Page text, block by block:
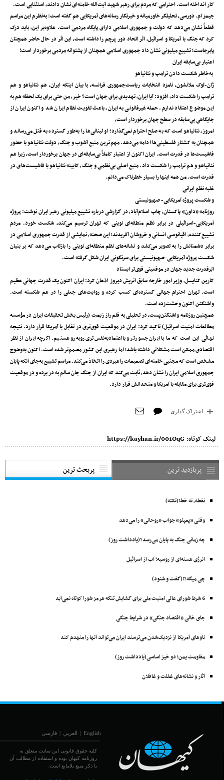
کار انداخته است. احترامی که مردم برای رهبر شهید آیت‌الله خامنه‌ای نشان دادند، استثنایی است.
جیمز ام. دورسی، تحلیلگر خاورمیانه و خبرنگار رسانه‌های آمریکایی هم گفته است: به‌نظرم این مراسم
قطعاً نشان می‌دهد که دولت و جمهوری اسلامی دارای پایگاه مردمی است. علاوه‌بر این، باید درک
کرد که جنگ با آمریکا و اسرائیل، اثر اتحاد دور پرچم را داشته است، این اثر در حال حاضر همچنان
پابرجاست؛ تشییع میلیونی نشان داد جمهوری اسلامی همچنان از پشتوانه مردمی برخوردار است!
اعتبار بی‌سابقه ایران
به‌خاطر شکست‌ دادن ترامپ و نتانیاهو
ژان-لوک ملانشون، نامزد انتخابات ریاست‌جمهوری فرانسه، با بیان اینکه ایران، هم نتانیاهو و هم
ترامپ را شکست داد، افزود: آیا ایران، تهدیدی برای جهان است؟ خیر، من حتی برای یک لحظه هم به
این موضوع اعتقاد ندارم. حمله غیرقانونی به ایران، باعث تقویت نظام ایران شد و اکنون ایران از
جایگاهی بی‌سابقه در سطح جهان برخوردار است،
امروز، نتانیاهو است که به صلح احترام نمی‌گذارد؛ او لبنانی‌ها را به‌طور گسترده به قتل می‌رساند و
همچنان به کشتار فلسطینی‌ها ادامه می‌دهد. مهم‌ترین منبع آشوب و جنگ، دولت نتانیاهو با حضور
فاشیست‌ها در قدرت است. ایران اکنون از اعتبار کاملاً بی‌سابقه‌ای در جهان برخوردار است، زیرا هم
نتانیاهو و هم ترامپ را شکست داد. منبع اصلی بی‌نظمی ‌و جنگ، کابینه نتانیاهو با فاشیست‌های در
قدرت است. من همه اینها را بسیار خطرناک می‌دانم.
غلبه نظم ایرانی
و شکست پروژه آمریکایی- صهیونیستی
روزنامه «داون» پاکستان، چاپ اسلام‌آباد، در گزارشی درباره تشییع میلیونی رهبر ایران نوشت: پروژه
آمریکایی-اسرائیلی در برابر نظم منطقه‌ای نوینی که تهران ترسیم می‌کند، شکست خورد. مردم
تشییع‌کننده، اقیانوسی انسانی و خروشان آفریدند؛ این صحنه، نمایشی از قدرت جمهوری اسلامی در
برابر دشمنانش را به تصویر می‌کشد و نشانه‌های نظم منطقه‌ای نوینی را بازتاب می‌دهد که بر بنیان
شکست پروژه آمریکایی-صهیونیستی برای سرنگونی ایران شکل گرفته است.
ابَرقدرت جدید جهان در موقعیتی قوی‌تر ایستاد
کارین کنایسل، وزیر امور خارجه سابق اتریش دیروز اذعان کرد: ایران اکنون یک قدرت جهانی عظیم
است. تهران احترام جهانی گسترده‌ای کسب کرده و روایت‌های جعلی را در هم شکسته است.
واشنگتن اکنون وحشت‌زده است.
همچنین روزنامه واشنگتن‌پست، در تحلیلی به قلم راز زیمت (رئیس بخش تحقیقات ایران در مؤسسه
مطالعات امنیت اسرائیل) تاکید کرد: ایران در موقعیت قوی‌تری در تقابل با آمریکا قرار دارد. نتیجه
نهائی این است که ما با ایران جسورتر و بااعتمادبه‌نفس‌تری رو‌به‌رو هستیم. اگرچه ایران از نظر
اقتصادی ممکن است مشکلاتی داشته باشد؛ اما رهبری این کشور مصمم‌تر شده است. اکنون به‌وضوح
مشخص است که مجتبی خامنه‌ای تصمیمات راهبردی را اتخاذ می‌کند. مراسم تشییع به‌جای آنکه پایان
جمهوری اسلامی ایران را نشان دهد، ثابت می‌کند که ایران از جنگ جان سالم به در برده و در موقعیت
قوی‌تری برای مقابله با آمریکا و متحدانش قرار دارد.
اشتراک گذاری
لینک کوتاه: https://kayhan.ir/001OqG
پربازدید ترین پربحث ترین
نقطه، ته خط!(نکته)
وقتی «پمپئو» جواب «روحانی» را می‌دهد
چه زمانی جنگ به پایان می‌رسد؟(یادداشت روز)
انرژی هسته‌ای از روسیه؛ آب از اسرائیل
چی میگه؟!(گفت و شنود)
6 شرط شورای عالی امنیت ملی برای گشایش تنگه هرمز شورا کوتاه نمی‌آید
جای خالی «اقتصاد جنگی» در شرایط جنگی
ناوهای آمریکا از نزدیک‌شدن می‌ترسند ایران می‌تواند آنها را منهدم ‌کند
مقاومت یمن؛ دو خیز اساسی(یادداشت روز)
آثار و نشانه‌های غفلت و غافلان
English
| العربي | فارسی
کلیه حقوق قانونی این سایت متعلق به
روزنامه کیهان بوده و استفاده از مطالب آن
با ذکر منبع بلامانع است.